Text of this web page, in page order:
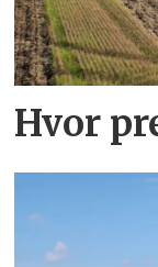
Hvor